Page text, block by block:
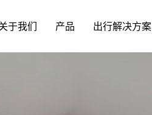
于我们 产品 出行解决方案